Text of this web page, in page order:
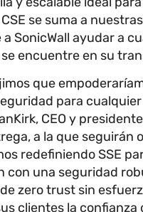
se suma a
SonicWall ayudar a
encuentre en su
que
para
CEO y
a la que seguirán
redefiniendo SSE
con una seguridad
zero trust sin
clientes la confianza